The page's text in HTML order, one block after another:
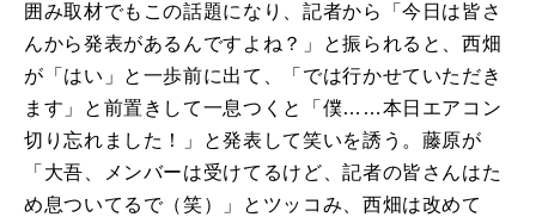
囲み取材でもこの話題になり、記者から「今日は皆さ
んから発表があるんですよね？」と振られると、西畑
が「はい」と一歩前に出て、「では行かせていただき
ます」と前置きして一息つくと「僕……本日エアコン
切り忘れました！」と発表して笑いを誘う。藤原が
「大吾、メンバーは受けてるけど、記者の皆さんはた
め息ついてるで（笑）」とツッコみ、西畑は改めて